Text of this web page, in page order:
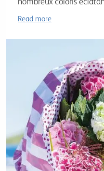
Read more